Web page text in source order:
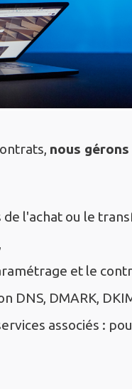
nous
l'achat ou le
et le
DNS, DMARK,
associés :